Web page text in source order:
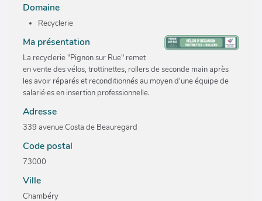
Domaine
Recyclerie
Ma présentation
La recyclerie "Pignon sur Rue" remet
en vente des vélos, trottinettes, rollers de seconde main après
les avoir réparés et reconditionnés au moyen d'une équipe de
salarié·es en insertion professionnelle.
Adresse
339 avenue Costa de Beauregard
Code postal
73000
Ville
Chambéry